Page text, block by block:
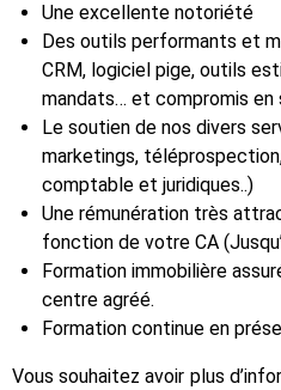
Une excellente notoriété
Des outils performants et
CRM, logiciel pige, outils
mandats… et compromis en
Le soutien de nos divers
marketings,
comptable et juridiques..)
Une rémunération très
fonction de votre CA
Formation immobilière
centre agréé.
Formation continue en
Vous souhaitez avoir plus